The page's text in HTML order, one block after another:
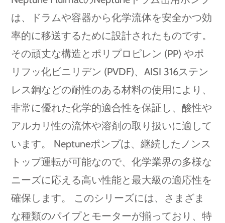
は、ドラムや容器から化学流体を安全かつ効
率的に移送するために設計されたものです。
その頑丈な構造とポリプロピレン (PP) やポ
リフッ化ビニリデン (PVDF)、AISI 316ステン
レス鋼などの耐性のある材料の使用により、
非常に優れた化学的適合性を保証し、酸性や
アルカリ性の流体や溶剤の取り扱いに適して
います。 Neptuneポンプは、継続したノンス
トップ運転が可能なので、化学業界の多様な
ニーズに応える高い性能と最大級の適応性を
確保します。 このシリーズには、さまざま
な種類のパイプとモーターが揃っており、特